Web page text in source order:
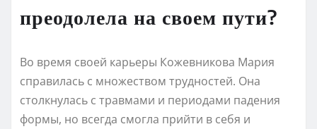
преодолела на своем пути?
Во время своей карьеры Кожевникова Мария
справилась с множеством трудностей. Она
столкнулась с травмами и периодами падения
формы, но всегда смогла прийти в себя и